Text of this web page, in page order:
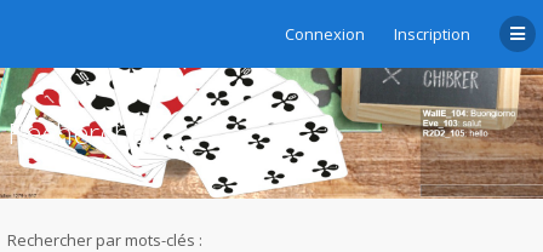
Connexion Inscription
Rechercher
Rechercher par mots-clés :